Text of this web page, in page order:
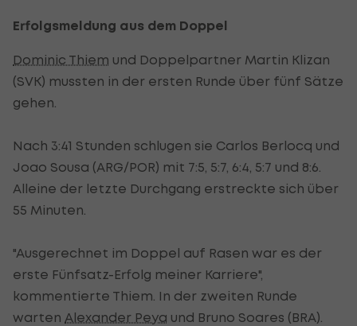
Erfolgsmeldung aus dem Doppel
Dominic Thiem und Doppelpartner Martin Klizan
(SVK) mussten in der ersten Runde über fünf Sätze
gehen.
Nach 3:41 Stunden schlugen sie Carlos Berlocq und
Joao Sousa (ARG/POR) mit 7:5, 5:7, 6:4, 5:7 und 8:6.
Alleine der letzte Durchgang erstreckte sich über
55 Minuten.
"Ausgerechnet im Doppel auf Rasen war es der
erste Fünfsatz-Erfolg meiner Karriere",
kommentierte Thiem. In der zweiten Runde
warten Alexander Peya und Bruno Soares (BRA).